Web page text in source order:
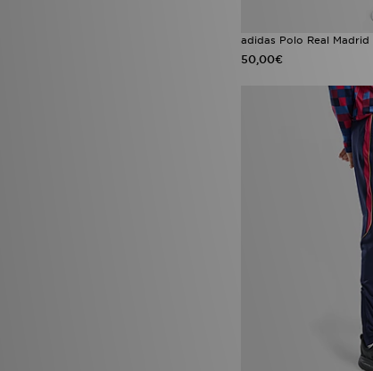
adidas Polo Real Madrid
50,00€